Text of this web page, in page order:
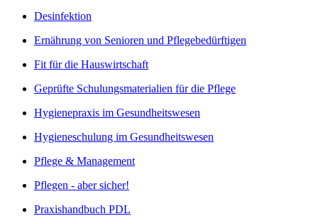
Desinfektion
Ernährung von Senioren und Pflegebedürftigen
Fit für die Hauswirtschaft
Geprüfte Schulungsmaterialien für die Pflege
Hygienepraxis im Gesundheitswesen
Hygieneschulung im Gesundheitswesen
Pflege & Management
Pflegen - aber sicher!
Praxishandbuch PDL